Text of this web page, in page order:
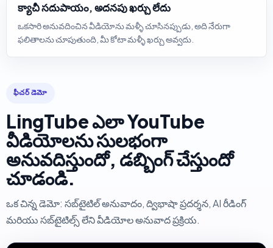
క్యాచీ సదుపాయం, అదనపు ఖర్చు లేదు
ఒకసారి అనువదించిన వీడియోను మళ్ళీ చూసినప్పుడు, అది నేరుగా
ఫలితాలను చూపుతుంది, మీ కోటా మళ్ళీ ఖర్చు అవ్వదు.
ఫీచర్ డెమో
LingTube ఎలా YouTube
వీడియోలను సులభంగా
అనువదిస్తుందో, డబ్బింగ్ చేస్తుందో
చూడండి.
ఒక చిన్న డెమో: సబ్‌టైటిల్ అనువాదం, ద్విభాషా ప్రదర్శన, AI రీడింగ్
మరియు సబ్‌టైటిల్స్ లేని వీడియోల అనువాద ప్రక్రియ.